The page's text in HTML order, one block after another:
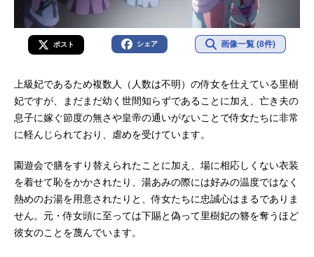
ポスト シェア 画像一覧 (8件)
上級妃であるため複数人（人数は不明）の侍女を仕えている里樹
妃ですが、まだまだ幼く世間知らずであることに加え、亡き夫の
息子に嫁ぐ節度の無さや皇帝の通いがないことで侍女たちに非常
に軽んじられており、虐めを受けています。
園遊会で膳をすり替えられたことに加え、場に相応しくない衣装
を着せて恥をかかされたり、湯あみの際には好みの温度ではなく
熱めのお湯を用意されたりと、侍女たちに忠誠心はまるでありま
せん。元・侍女頭に至っては下賜と偽って里樹妃の簪を奪うほど
彼女のことを蔑んでいます。